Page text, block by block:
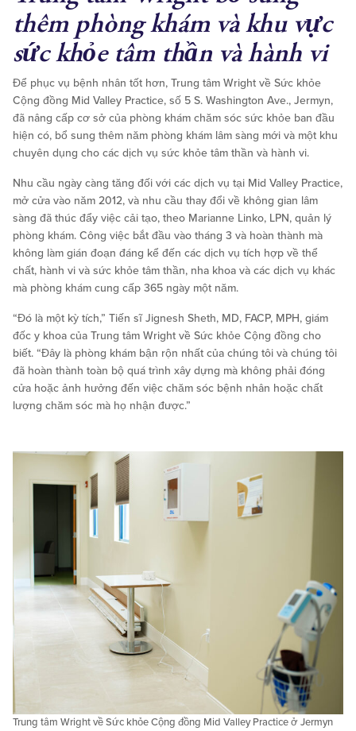
thêm phòng khám và khu vực
sức khỏe tâm thần và hành vi
Để phục vụ bệnh nhân tốt hơn, Trung tâm Wright về Sức khỏe
Cộng đồng Mid Valley Practice, số 5 S. Washington Ave., Jermyn,
đã nâng cấp cơ sở của phòng khám chăm sóc sức khỏe ban đầu
hiện có, bổ sung thêm năm phòng khám lâm sàng mới và một khu
chuyên dụng cho các dịch vụ sức khỏe tâm thần và hành vi.
Nhu cầu ngày càng tăng đối với các dịch vụ tại Mid Valley Practice,
mở cửa vào năm 2012, và nhu cầu thay đổi về không gian lâm
sàng đã thúc đẩy việc cải tạo, theo Marianne Linko, LPN, quản lý
phòng khám. Công việc bắt đầu vào tháng 3 và hoàn thành mà
không làm gián đoạn đáng kể đến các dịch vụ tích hợp về thể
chất, hành vi và sức khỏe tâm thần, nha khoa và các dịch vụ khác
mà phòng khám cung cấp 365 ngày một năm.
“Đó là một kỳ tích,” Tiến sĩ Jignesh Sheth, MD, FACP, MPH, giám
đốc y khoa của Trung tâm Wright về Sức khỏe Cộng đồng cho
biết. “Đây là phòng khám bận rộn nhất của chúng tôi và chúng tôi
đã hoàn thành toàn bộ quá trình xây dựng mà không phải đóng
cửa hoặc ảnh hưởng đến việc chăm sóc bệnh nhân hoặc chất
lượng chăm sóc mà họ nhận được.”
Trung tâm Wright về Sức khỏe Cộng đồng Mid Valley Practice ở Jermyn